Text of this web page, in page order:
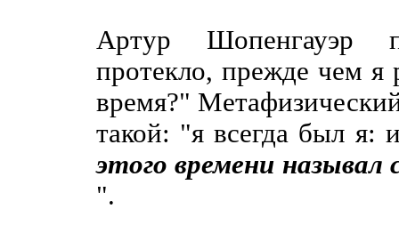
Артур Шопенгауэр
протекло, прежде чем я
время?"
такой: "я всегда был я:
этого времени
".